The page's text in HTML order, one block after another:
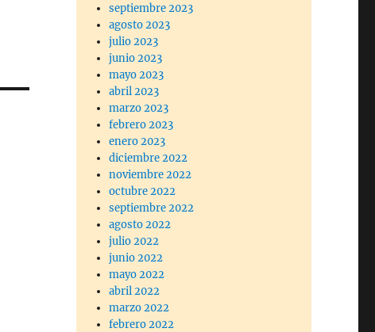
septiembre 2023
agosto 2023
julio 2023
junio 2023
mayo 2023
abril 2023
marzo 2023
febrero 2023
enero 2023
diciembre 2022
noviembre 2022
octubre 2022
septiembre 2022
agosto 2022
julio 2022
junio 2022
mayo 2022
abril 2022
marzo 2022
febrero 2022